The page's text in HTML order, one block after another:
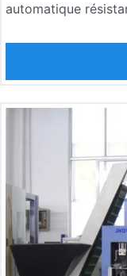
automatique
volume de 50 ml à
bouteille
solution orale tels
soins de santé.
température de
investissement à
bien accueilli par